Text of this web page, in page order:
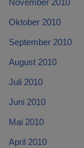
November 2010
Oktober 2010
September 2010
August 2010
Juli 2010
Juni 2010
Mai 2010
April 2010